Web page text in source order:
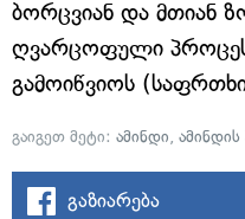
ბორცვიან და მთიან
ღვარცოფული
გამოიწვიოს
გაიგეთ მეტი: ამინდი,
გაზიარება